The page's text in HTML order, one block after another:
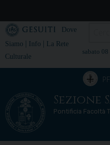
content
sabato 08
Dove
Siamo | Info |
La Rete
Culturale
Sezione
Pontificia Facoltà